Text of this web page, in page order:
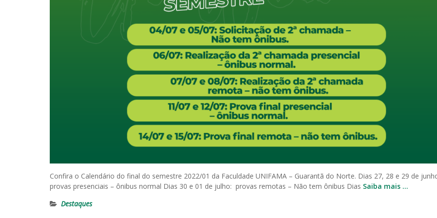
Confira o Calendário do final do semestre 2022/01 da Faculdade UNIFAMA – Guarantã do Norte. Dias 27, 28 e 29 de
provas presenciais – ônibus normal Dias 30 e 01 de julho: provas remotas – Não tem ônibus Dias Saiba mais …
Destaques